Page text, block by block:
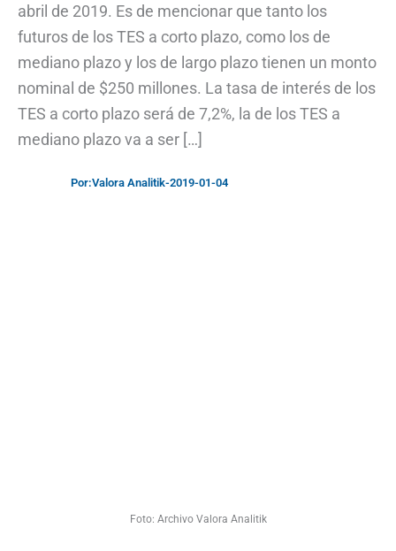
abril de 2019. Es de mencionar que tanto los
futuros de los TES a corto plazo, como los de
mediano plazo y los de largo plazo tienen un monto
nominal de $250 millones. La tasa de interés de los
TES a corto plazo será de 7,2%, la de los TES a
mediano plazo va a ser […]
Por:Valora Analitik-2019-01-04
Foto: Archivo Valora Analitik